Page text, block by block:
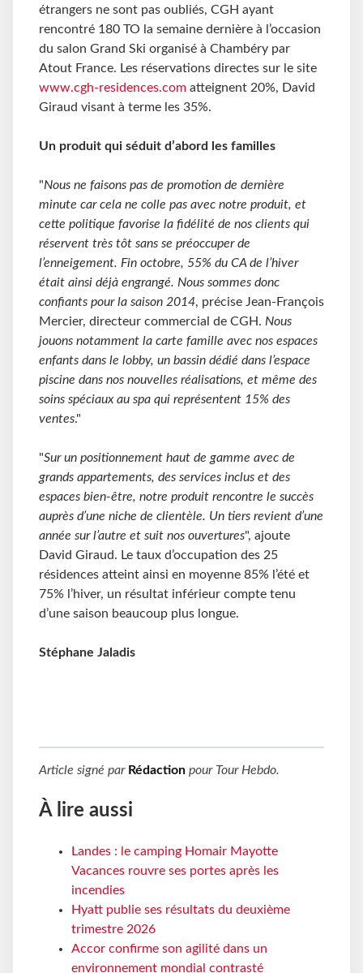
étrangers ne sont pas oubliés, CGH ayant
rencontré 180 TO la semaine dernière à l’occasion
du salon Grand Ski organisé à Chambéry par
Atout France. Les réservations directes sur le site
www.cgh-residences.com atteignent 20%, David
Giraud visant à terme les 35%.
Un produit qui séduit d’abord les familles
"Nous ne faisons pas de promotion de dernière
minute car cela ne colle pas avec notre produit, et
cette politique favorise la fidélité de nos clients qui
réservent très tôt sans se préoccuper de
l’enneigement. Fin octobre, 55% du CA de l’hiver
était ainsi déjà engrangé. Nous sommes donc
confiants pour la saison 2014, précise Jean-François
Mercier, directeur commercial de CGH. Nous
jouons notamment la carte famille avec nos espaces
enfants dans le lobby, un bassin dédié dans l’espace
piscine dans nos nouvelles réalisations, et même des
soins spéciaux au spa qui représentent 15% des
ventes."
"Sur un positionnement haut de gamme avec de
grands appartements, des services inclus et des
espaces bien-être, notre produit rencontre le succès
auprès d’une niche de clientèle. Un tiers revient d’une
année sur l’autre et suit nos ouvertures", ajoute
David Giraud. Le taux d’occupation des 25
résidences atteint ainsi en moyenne 85% l’été et
75% l’hiver, un résultat inférieur compte tenu
d’une saison beaucoup plus longue.
Stéphane Jaladis
Article signé par Rédaction pour Tour Hebdo.
À lire aussi
Landes : le camping Homair Mayotte
Vacances rouvre ses portes après les
incendies
Hyatt publie ses résultats du deuxième
trimestre 2026
Accor confirme son agilité dans un
environnement mondial contrasté